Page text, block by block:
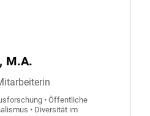
M.A.
• Öffentliche
• Diversität im